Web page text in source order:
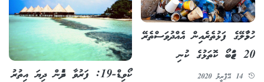
ހުޅުމާލޭގެ ފަޅުތެރެއިން އެއްދުވަސްތެރޭ
20 ޖަމްބޯ ކޮތަޅުގެ ކުނި
14 އޭޕްރީލު 2020
ކޯވިޑް-19: ފަރުވާ ދެމުން ދިޔަ އިތުރު